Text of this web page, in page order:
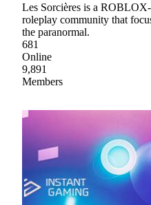
Les Sorcières is a
roleplay community that
the paranormal.
681
Online
9,891
Members